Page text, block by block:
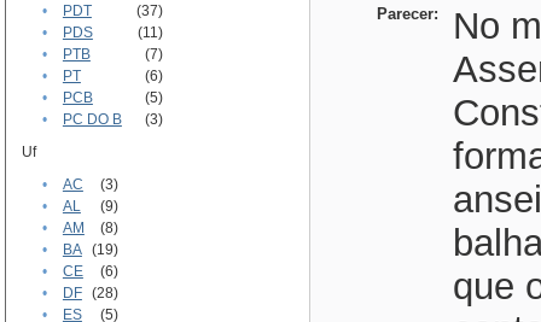
•
PDT
(37)
•
PDS
(11)
•
PTB
(7)
•
PT
(6)
•
PCB
(5)
•
PC DO B
(3)
Uf
•
AC
(3)
•
AL
(9)
•
AM
(8)
•
BA (19)
•
CE
(6)
•
DF (28)
•
ES
(5)
Parecer:
No
que